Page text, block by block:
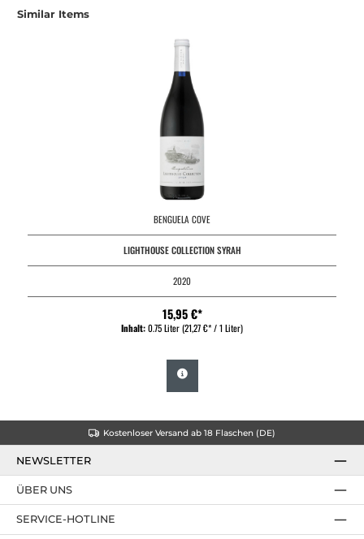
Produktgalerie überspringen
Similar Items
BENGUELA COVE
LIGHTHOUSE COLLECTION SYRAH
2020
15,95 €*
Inhalt:0.75 Liter(21,27 €* / 1 Liter)
Kostenloser Versand ab 18 Flaschen (DE)
NEWSLETTER
SERVICE-HOTLINE
ÜBER UNS